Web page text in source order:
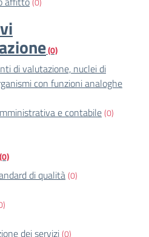
(0)
di valutazione, nuclei di
con funzioni analoghe
e contabile(0)
(0)
di qualità(0)
dei servizi(0)